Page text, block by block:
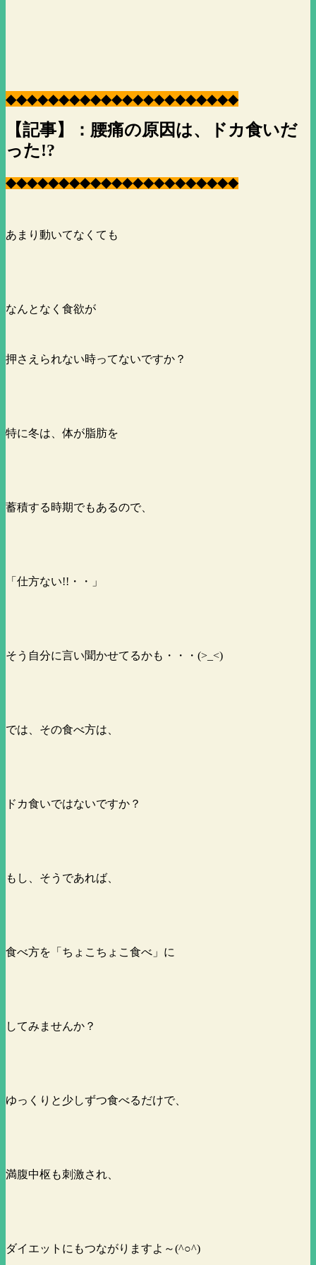
◆◆◆◆◆◆◆◆◆◆◆◆◆◆◆◆◆◆◆◆◆◆
【記事】：腰痛の原因は、ドカ食いだ
った!?
◆◆◆◆◆◆◆◆◆◆◆◆◆◆◆◆◆◆◆◆◆◆
あまり動いてなくても
なんとなく食欲が
押さえられない時ってないですか？
特に冬は、体が脂肪を
蓄積する時期でもあるので、
「仕方ない!!・・」
そう自分に言い聞かせてるかも・・・(>_<)
では、その食べ方は、
ドカ食いではないですか？
もし、そうであれば、
食べ方を「ちょこちょこ食べ」に
してみませんか？
ゆっくりと少しずつ食べるだけで、
満腹中枢も刺激され、
ダイエットにもつながりますよ～(^○^)